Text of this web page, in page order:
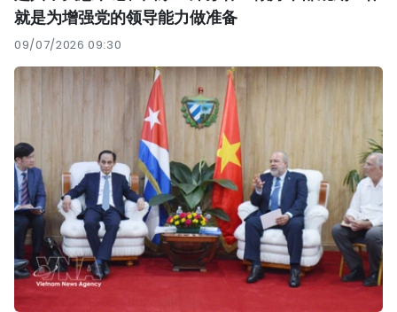
就是为增强党的领导能力做准备
09/07/2026 09:30